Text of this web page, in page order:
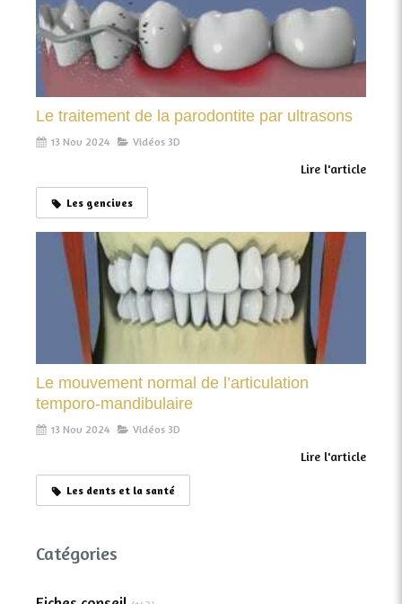
Le traitement de la parodontite par ultrasons
13 Nov 2024 Vidéos 3D
Lire l'article
Les gencives
Le mouvement normal de l’articulation
temporo-mandibulaire
13 Nov 2024 Vidéos 3D
Lire l'article
Les dents et la santé
Catégories